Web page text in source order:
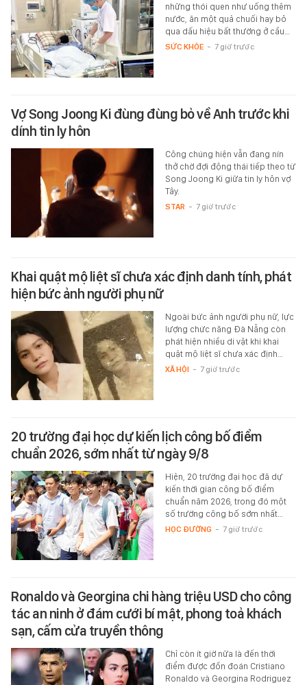
những thói quen như uống thêm
nước, ăn một quả chuối hay bỏ
qua dấu hiệu bất thường ở cầu…
SỨC KHỎE - 7 giờ trước
Vợ Song Joong Ki đùng đùng bỏ về Anh trước khi
dính tin ly hôn
Công chúng hiện vẫn đang nín
thở chờ đợi động thái tiếp theo từ
Song Joong Ki giữa tin ly hôn vợ
Tây.
STAR - 7 giờ trước
Khai quật mộ liệt sĩ chưa xác định danh tính, phát
hiện bức ảnh người phụ nữ
Ngoài bức ảnh người phụ nữ, lực
lượng chức năng Đà Nẵng còn
phát hiện nhiều di vật khi khai
quật mộ liệt sĩ chưa xác định…
XÃ HỘI - 7 giờ trước
20 trường đại học dự kiến lịch công bố điểm
chuẩn 2026, sớm nhất từ ngày 9/8
Hiện, 20 trường đại học đã dự
kiến thời gian công bố điểm
chuẩn năm 2026, trong đó một
số trường công bố sớm nhất…
HỌC ĐƯỜNG - 7 giờ trước
Ronaldo và Georgina chi hàng triệu USD cho công
tác an ninh ở đám cưới bí mật, phong toả khách
sạn, cấm cửa truyền thông
Chỉ còn ít giờ nữa là đến thời
điểm được đồn đoán Cristiano
Ronaldo và Georgina Rodriguez